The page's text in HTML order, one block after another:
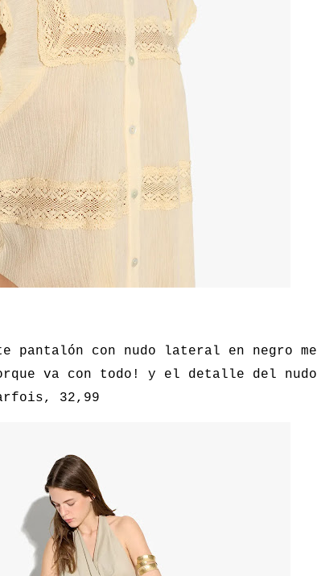
pantalón con nudo lateral en negro me
va con todo! y el detalle del nudo
32,99